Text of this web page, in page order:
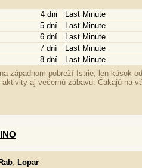
4 dni Last Minute
5 dní Last Minute
6 dní Last Minute
7 dní Last Minute
8 dní Last Minute
západnom pobreží Istrie, len kúsok
aj večernú zábavu. Čakajú na
Rab, Lopar